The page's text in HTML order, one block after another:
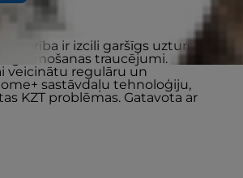
barība ir izcili garšīgs uzturs
gremošanas traucējumi.
veicinātu regulāru un
sastāvdaļu tehnoloģiju,
KZT problēmas. Gatavota ar